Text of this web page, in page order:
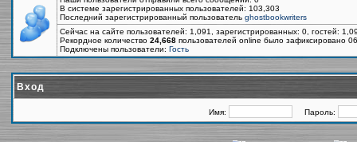
В системе зарегистрированных пользователей: 103,303
Последний зарегистрированный пользователь ghostbookwriters
Сейчас на сайте пользователей: 1,091, зарегистрированных: 0, гостей:
Рекордное количество 24,668 пользователей online было зафиксировано
Подключены пользователи: Гость
Вход
Имя: Пароль: